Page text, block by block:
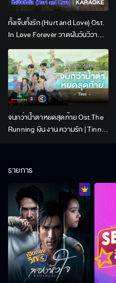
ทั้งเจ็บทั้งรัก (Hurt and Love) Ost.
In Love Forever วาดฝันวันวิวาห์ |
Lingling Kwong x Orm
Kornnaphat | Official Karaoke
จนกว่าน้ำตาหยดสุดท้าย Ost.The
Running เงิน งาน ความรัก | Tinn |
รายการ